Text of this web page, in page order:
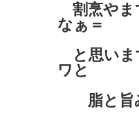
割烹やま
なぁ＝
と思いま
ワと
脂と旨